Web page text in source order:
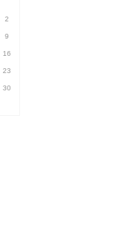
2
9
16
23
30